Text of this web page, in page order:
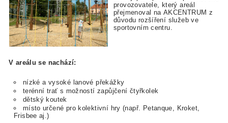
provozovatele, který areál
přejmenoval na AKCENTRUM z
důvodu rozšíření služeb ve
sportovním centru.
V areálu se nachází:
nízké a vysoké lanové překážky
terénní trať s možností zapůjčení čtyřkolek
dětský koutek
místo určené pro kolektivní hry (např. Petanque, Kroket,
Frisbee aj.)